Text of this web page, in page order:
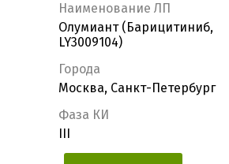
Наименование ЛП
Олумиант (Барицитиниб,
LY3009104)
Города
Москва, Санкт-Петербург
Фаза КИ